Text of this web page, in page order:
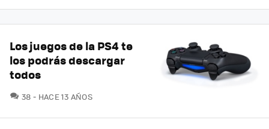
Los juegos de la PS4 te
los podrás descargar
todos
38 COMENTARIOS
HACE 13 AÑOS